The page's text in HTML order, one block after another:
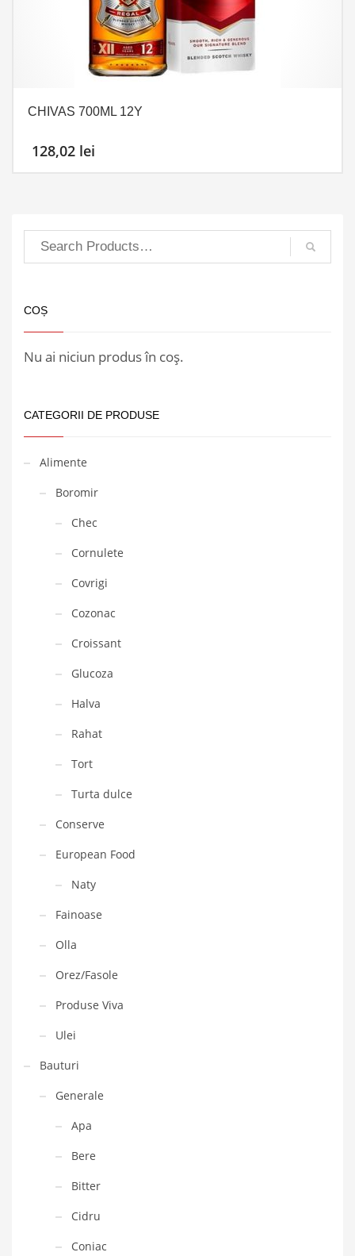
CHIVAS 700ML 12Y
128,02 lei
COȘ
Nu ai niciun produs în coș.
CATEGORII DE PRODUSE
Alimente
Boromir
Chec
Cornulete
Covrigi
Cozonac
Croissant
Glucoza
Halva
Rahat
Tort
Turta dulce
Conserve
European Food
Naty
Fainoase
Olla
Orez/Fasole
Produse Viva
Ulei
Bauturi
Generale
Apa
Bere
Bitter
Cidru
Coniac